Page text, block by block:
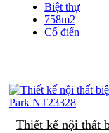
Biệt thự
758m2
Cổ điển
Thiết kế nội thất